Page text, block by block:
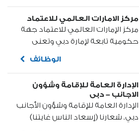
في دولة الإمارات العربية المتحدة،
وتنضوي تحت لوائها كل من...
مركز الامارات العالمي للاعتماد
مركز الإمارات العالمي للاعتماد جهة
حكومية تابعة لإمارة دبي وتعنى
تقييم المطابقة داخل الدولة
الفحص والمعايرة والتفتيش ومنح
شهادات المطابقة للإفراد...
الوظائف
الإدارة العامة للإقامة وشؤون
الاجانب - دبى
الإدارة العامة للإقامة وشؤون الأجانب
دبي. شعارنا (إسعاد الناس غايتنا)